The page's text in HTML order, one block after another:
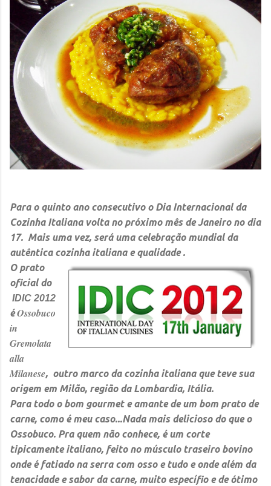
Para o quinto ano consecutivo o Dia Internacional da
Cozinha Italiana volta no próximo mês de Janeiro no dia
17. Mais uma vez, será uma celebração mundial da
autêntica cozinha italiana e qualidade .
O prato
oficial do
IDIC 2012
éOssobuco
in
Gremolata
alla
Milanese, outro marco da cozinha italiana que teve sua
origem em Milão, região da Lombardia, Itália.
Para todo o bom gourmet e amante de um bom prato de
carne, como é meu caso...Nada mais delicioso do que o
Ossobuco. Pra quem não conhece, é um corte
tipicamente italiano, feito no músculo traseiro bovino
onde é fatiado na serra com osso e tudo e onde além da
tenacidade e sabor da carne, muito específio e de ótimo